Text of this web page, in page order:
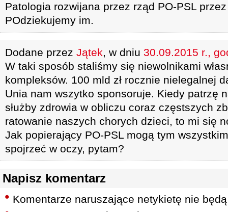
Patologia rozwijana przez rząd PO-PSL
POdziekujemy im.
Dodane przez Jątek, w dniu 30.09.2015 r.,
W taki sposób staliśmy się niewolnikami
kompleksów. 100 mld zł rocznie nielegalnej
Unia nam wszytko sponsoruje. Kiedy patrzę
służby zdrowia w obliczu coraz częstszych
ratowanie naszych chorych dzieci, to mi się
Jak popierający PO-PSL mogą tym
spojrzeć w oczy, pytam?
Napisz komentarz
Komentarze naruszające netykietę nie